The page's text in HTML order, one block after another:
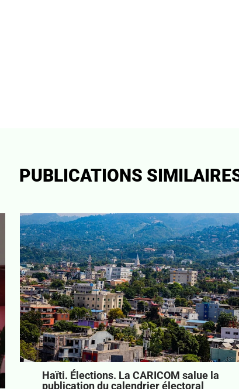
PUBLICATIONS SIMILAIRES
Haïti. Élections. La CARICOM salue
la publication du calendrier électoral